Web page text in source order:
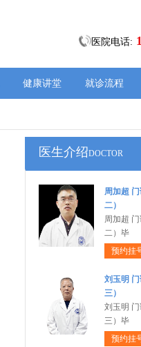
医院电话:
健康讲堂 就诊流程
医生介绍DOCTOR
周加超
二）
周加超
二）毕
预约挂
刘玉明
三）
刘玉明
三）毕
预约挂